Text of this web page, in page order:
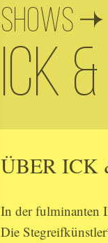
Shows
Ick
ÜBER ICK
In der fulminanten
Die